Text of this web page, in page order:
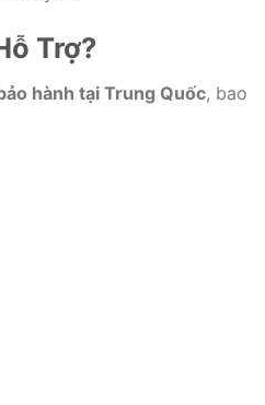
Trợ?
hành tại Trung Quốc, bao